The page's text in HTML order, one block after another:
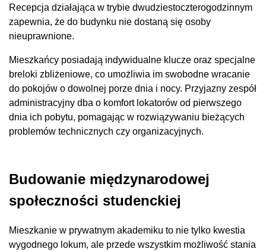
Recepcja działająca w trybie dwudziestoczterogodzinnym
zapewnia, że do budynku nie dostaną się osoby
nieuprawnione.
Mieszkańcy posiadają indywidualne klucze oraz specjalne
breloki zbliżeniowe, co umożliwia im swobodne wracanie
do pokojów o dowolnej porze dnia i nocy. Przyjazny zespół
administracyjny dba o komfort lokatorów od pierwszego
dnia ich pobytu, pomagając w rozwiązywaniu bieżących
problemów technicznych czy organizacyjnych.
Budowanie międzynarodowej
społeczności studenckiej
Mieszkanie w prywatnym akademiku to nie tylko kwestia
wygodnego lokum, ale przede wszystkim możliwość stania